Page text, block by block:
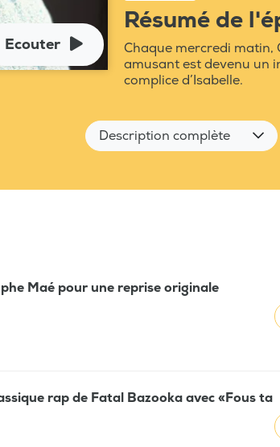
Ecouter
Résumé de
Chaque mercredi matin,
amusant est devenu un
complice d’Isabelle.
Description complète
Maé pour une reprise originale
rap de Fatal Bazooka avec «Fous ta